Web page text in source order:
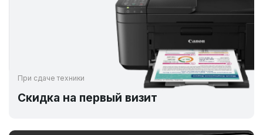
При сдаче техники
Скидка на первый визит